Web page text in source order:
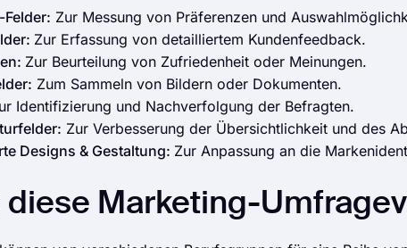
Zur Messung von Präferenzen und
Zur Erfassung von detailliertem Kundenfeedback.
Zur Beurteilung von Zufriedenheit oder Meinungen.
Zum Sammeln von Bildern oder Dokumenten.
Identifizierung und Nachverfolgung der Befragten.
Zur Verbesserung der Übersichtlichkeit und des
Designs & Gestaltung: Zur Anpassung an die
diese Marketing-